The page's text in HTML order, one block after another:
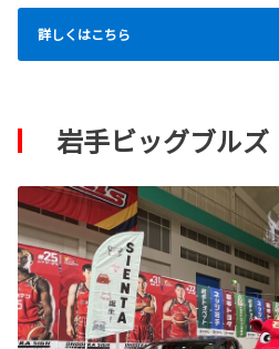
詳しくはこちら
岩手ビッグブルズ